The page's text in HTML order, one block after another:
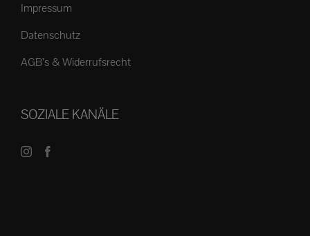
Impressum
Datenschutz
AGB’s & Widerrufsrecht
SOZIALE KANÄLE